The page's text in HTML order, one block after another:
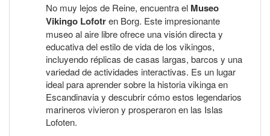
No muy lejos de Reine, encuentra el Museo
Vikingo Lofotren Borg. Este impresionante
museo al aire libre ofrece una visión directa y
educativa del estilo de vida de los vikingos,
incluyendo réplicas de casas largas, barcos y una
variedad de actividades interactivas. Es un lugar
ideal para aprender sobre la historia vikinga en
Escandinavia y descubrir cómo estos legendarios
marineros vivieron y prosperaron en las Islas
Lofoten.